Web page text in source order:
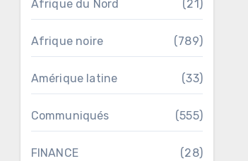
Afrique du Nord (21)
Afrique noire (789)
Amérique latine (33)
Communiqués (555)
FINANCE (28)